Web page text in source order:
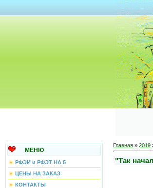
МЕНЮ
РФЭИ и РФЭТ НА 5
ЦЕНЫ НА ЗАКАЗ
КОНТАКТЫ
Главная » 2019
"Так